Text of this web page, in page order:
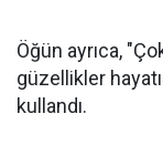
Öğün ayrıca,
güzellikler
kullandı.